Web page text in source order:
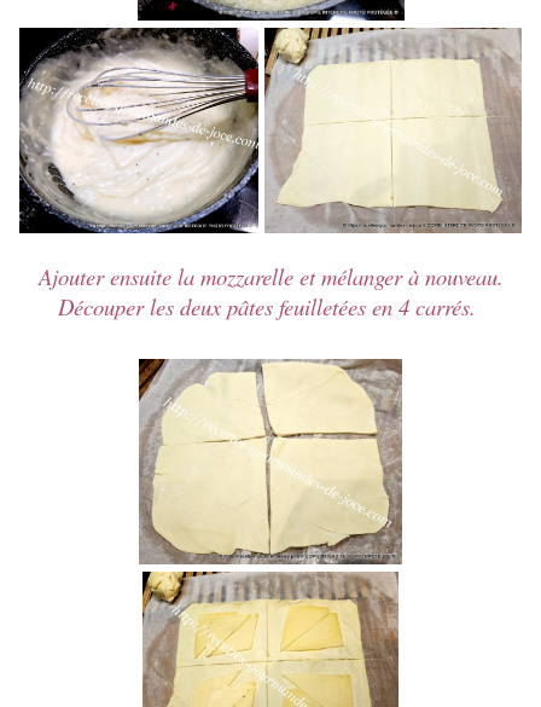
Ajouter ensuite la mozzarelle et mélanger à nouveau.
Découper les deux pâtes feuilletées en 4 carrés.